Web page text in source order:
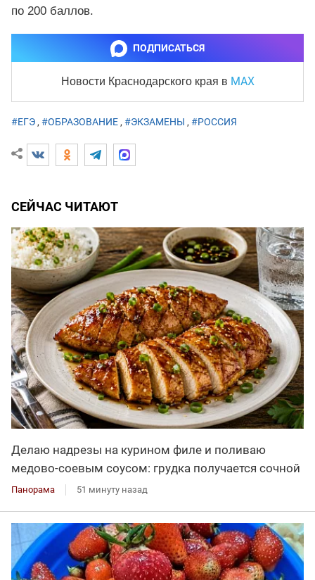
по 200 баллов.
ПОДПИСАТЬСЯ
Новости Краснодарского края в MAX
#ЕГЭ , #ОБРАЗОВАНИЕ , #ЭКЗАМЕНЫ , #РОССИЯ
СЕЙЧАС ЧИТАЮТ
Делаю надрезы на курином филе и поливаю
медово-соевым соусом: грудка получается сочной
Панорама 51 минуту назад